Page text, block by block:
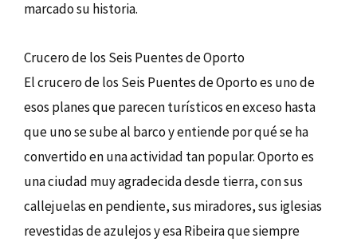
marcado su historia.
Crucero de los Seis Puentes de Oporto
El crucero de los Seis Puentes de Oporto es uno de
esos planes que parecen turísticos en exceso hasta
que uno se sube al barco y entiende por qué se ha
convertido en una actividad tan popular. Oporto es
una ciudad muy agradecida desde tierra, con sus
callejuelas en pendiente, sus miradores, sus iglesias
revestidas de azulejos y esa Ribeira que siempre